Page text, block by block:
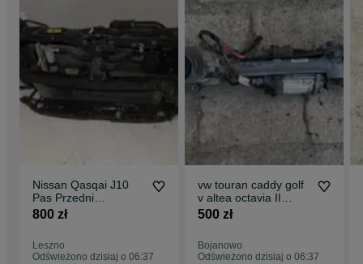
Nissan Qasqai J10
Pas Przedni
CHŁODNICE 1.5 DCI
800 zł
Leszno
Odświeżono dzisiaj o 06:37
vw touran caddy golf
v altea octavia II
maglownica
500 zł
Bojanowo
Odświeżono dzisiaj o 06:37